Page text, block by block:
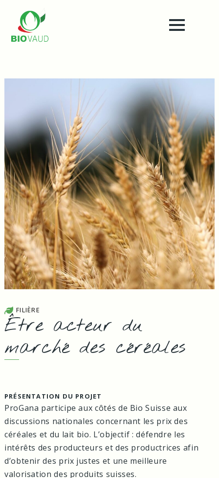
FILIÈRE
Être acteur du
marché des céréales
PRÉSENTATION DU PROJET
ProGana participe aux côtés de Bio Suisse aux
discussions nationales concernant les prix des
céréales et du lait bio. L’objectif : défendre les
intérêts des producteurs et des productrices afin
d’obtenir des prix justes et une meilleure
valorisation des produits suisses.